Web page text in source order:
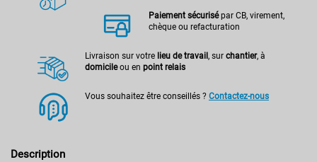
Paiement sécurisépar CB, virement,
chèque ou refacturation
Livraison sur votre lieu de travail , sur chantier, à
domicileou en point relais
Vous souhaitez être conseillés ? Contactez-nous
Description